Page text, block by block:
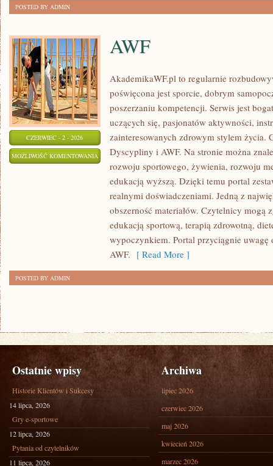
POSTED BY ADMIN
CZERWIEC - 2 - 2026
MOŻLIWOŚĆ KOMENTOWANIA AWF
AWF
AkademikaWF.pl to regularnie
poświęcona jest sporcie, dobrym
poszerzaniu kompetencji. Serwis jest
uczących się, pasjonatów aktywności,
zainteresowanych zdrowym stylem życia.
Dyscypliny i AWF. Na stronie można
rozwoju sportowego, żywienia, rozwoju
edukacją wyższą. Dzięki temu portal
realnymi doświadczeniami. Jedną z
obszerność materiałów. Czytelnicy mogą
edukacją sportową, terapią zdrowotną,
wypoczynkiem. Portal przyciągnie uwagę
AWF. [ Read More ]
POSTED BY ADMIN
Ostatnie wpisy
Historie Klientów i Sukcesy
14 lipca, 2026
Gry e-sportowe
12 lipca, 2026
Pytania od czytelników
11 lipca, 2026
Archiwa
lipiec 2026
czerwiec 2026
maj 2026
kwiecień 2026
marzec 2026